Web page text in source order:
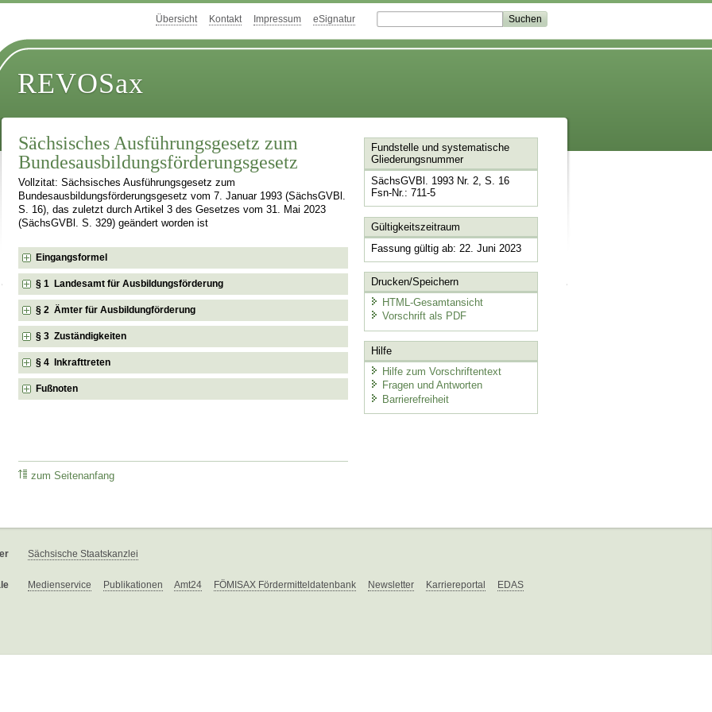
Übersicht Kontakt Impressum eSignatur
REVOSax
Sächsisches Ausführungsgesetz zum
Bundesausbildungsförderungsgesetz
Vollzitat: Sächsisches Ausführungsgesetz zum
Bundesausbildungsförderungsgesetz vom 7. Januar 1993 (SächsGVBl.
S. 16), das zuletzt durch Artikel 3 des Gesetzes vom 31. Mai 2023
(SächsGVBl. S. 329) geändert worden ist
Eingangsformel
§ 1 Landesamt für Ausbildungsförderung
§ 2 Ämter für Ausbildungförderung
§ 3 Zuständigkeiten
§ 4 Inkrafttreten
Fußnoten
zum Seitenanfang
Fundstelle und systematische
Gliederungsnummer
SächsGVBl. 1993 Nr. 2, S. 16
Fsn-Nr.: 711-5
Gültigkeitszeitraum
Fassung gültig ab: 22. Juni 2023
Drucken/Speichern
HTML-Gesamtansicht
Vorschrift als PDF
Hilfe
Hilfe zum Vorschriftentext
Fragen und Antworten
Barrierefreiheit
Sächsische Staatskanzlei
Medienservice Publikationen Amt24 FÖMISAX Fördermitteldatenbank Newsletter Karriereportal EDAS